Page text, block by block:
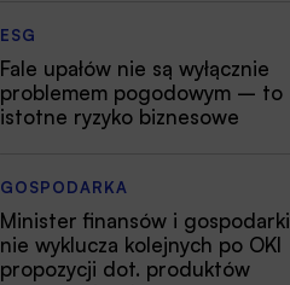
ESG
Fale upałów nie są wyłącznie
problemem pogodowym – to
istotne ryzyko biznesowe
GOSPODARKA
Minister finansów i gospodarki
nie wyklucza kolejnych po OKI
propozycji dot. produktów